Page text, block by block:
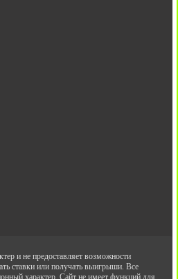
и не предоставляет возможности
ставки или получать выигрыши. Все
характер. Сайт не имеет функций для